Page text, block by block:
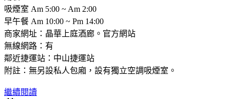
吸煙室 Am 5:00 ~ Am 2:00
早午餐 Am 10:00 ~ Pm 14:00
商家網址：晶華上庭酒廊。官方網站
無線網路：有
鄰近捷運站：中山捷運站
附註：無另設私人包廂，設有獨立空調吸煙室。
繼續閱讀